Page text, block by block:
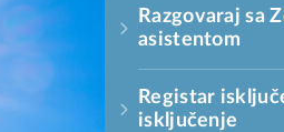
Razgovaraj sa
asistentom
Registar
isključenje